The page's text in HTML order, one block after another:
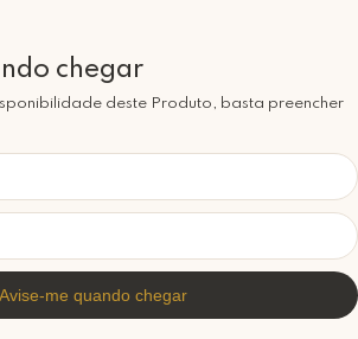
deste Produto, basta preencher